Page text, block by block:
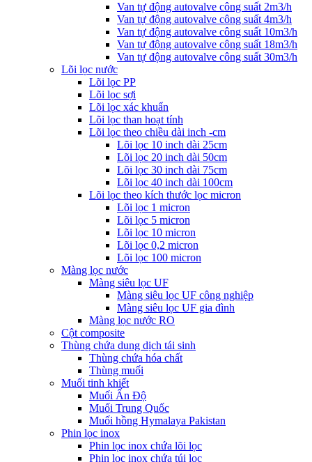
Van tự động autovalve công suất 2m3/h
Van tự động autovalve công suất 4m3/h
Van tự động autovalve công suất 10m3/h
Van tự động autovalve công suất 18m3/h
Van tự động autovalve công suất 30m3/h
Lõi lọc nước
Lõi lọc PP
Lõi lọc sợi
Lõi lọc xác khuẩn
Lõi lọc than hoạt tính
Lõi lọc theo chiều dài inch -cm
Lõi lọc 10 inch dài 25cm
Lõi lọc 20 inch dài 50cm
Lõi lọc 30 inch dài 75cm
Lõi lọc 40 inch dài 100cm
Lõi lọc theo kích thước lọc micron
Lõi lọc 1 micron
Lõi lọc 5 micron
Lõi lọc 10 micron
Lõi lọc 0,2 micron
Lõi lọc 100 micron
Màng lọc nước
Màng siêu lọc UF
Màng siêu lọc UF công nghiệp
Màng siêu lọc UF gia đình
Màng lọc nước RO
Cột composite
Thùng chứa dung dịch tái sinh
Thùng chứa hóa chất
Thùng muối
Muối tinh khiết
Muối Ấn Độ
Muối Trung Quốc
Muối hồng Hymalaya Pakistan
Phin lọc inox
Phin lọc inox chứa lõi lọc
Phin lọc inox chứa túi lọc